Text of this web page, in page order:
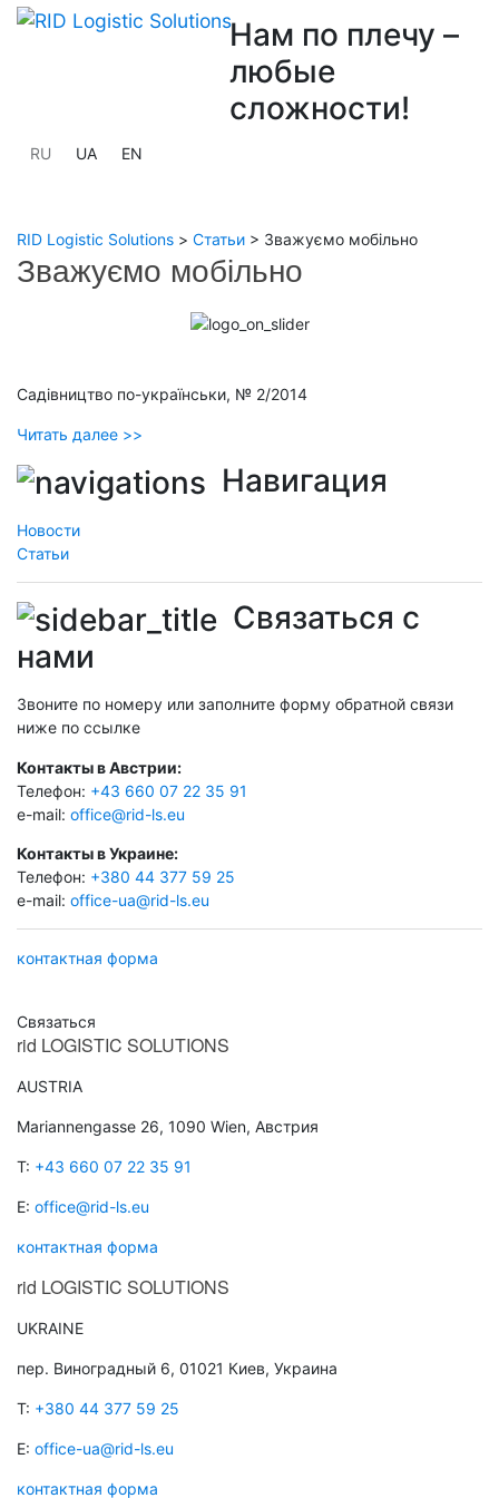
Нам по плечу –
любые
сложности!
RU UA EN
RID Logistic Solutions > Статьи > Зважуємо мобільно
Навигация
Новости
Статьи
Связаться с
нами
Звоните по номеру или заполните форму обратной связи
ниже по ссылке
Контакты в Австрии:
Телефон: +43 660 07 22 35 91
e-mail: office@rid-ls.eu
Контакты в Украине:
Телефон: +380 44 377 59 25
e-mail: office-ua@rid-ls.eu
контактная форма
Зважуємо мобільно
Садівництво по-українськи, № 2/2014
Читать далее >>
Связаться
rid LOGISTIC SOLUTIONS
AUSTRIA
Mariannengasse 26, 1090 Wien, Австрия
T: +43 660 07 22 35 91
E: office@rid-ls.eu
контактная форма
rid LOGISTIC SOLUTIONS
UKRAINE
пер. Виноградный 6, 01021 Киев, Украина
T: +380 44 377 59 25
E: office-ua@rid-ls.eu
контактная форма